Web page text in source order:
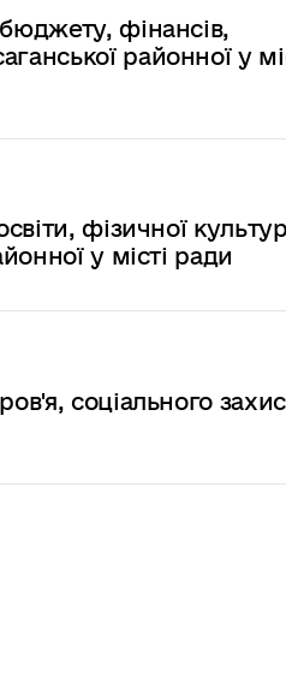
бюджету, фінансів,
районної у
фізичної
у місті ради
соціального